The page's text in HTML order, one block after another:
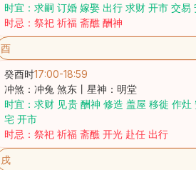
时宜：求嗣 订婚 嫁娶 出行 求财 开市 交易
时忌：祭祀 祈福 斋醮 酬神
酉
癸酉时17:00-18:59
冲煞：冲兔 煞东丨星神：明堂
时宜：求财 见贵 酬神 修造 盖屋 移徙 作灶
宅 开市
时忌：祭祀 祈福 斋醮 开光 赴任 出行
戌